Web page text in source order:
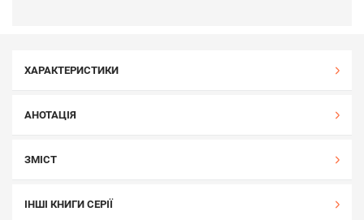
ХАРАКТЕРИСТИКИ
АНОТАЦІЯ
ЗМІСТ
ІНШІ КНИГИ СЕРІЇ